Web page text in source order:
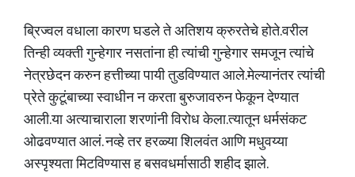
ब्रिज्वल वधाला कारण घडले ते अतिशय क्रुरतेचे होते.वरील
तिन्ही व्यक्ती गुन्हेगार नसतांना ही त्यांची गुन्हेगार समजून त्यांचे
नेत्रछेदन करुन हत्तीच्या पायी तुडविण्यात आले.मेल्यानंतर त्यांची
प्रेते कुटूंबाच्या स्वाधीन न करता बुरुजावरुन फेकून देण्यात
आली.या अत्याचाराला शरणांनी विरोध केला.त्यातून धर्मसंकट
ओढवण्यात आलं. नव्हे तर हरळ्या शिलवंत आणि मधुवय्या
अस्पृश्यता मिटविण्यास ह बसवधर्मासाठी शहीद झाले.